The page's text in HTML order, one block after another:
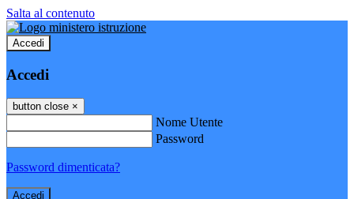
Salta al contenuto
Accedi
Accedi
button close ×
Nome Utente
Password
Password dimenticata?